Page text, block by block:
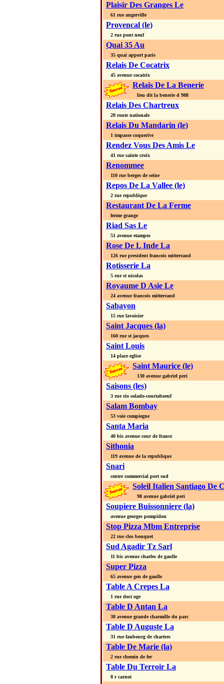
Plaisir Des Granges Le
61 rue angerville
Provencal (le)
2 rue pont neuf
Quai 35 Au
35 quai apport paris
Relais De Cocatrix
45 avenue cocatrix
Relais De La Benerie
lieu dit la benerie d 988
Relais Des Chartreux
20 route nationale
Relais Du Mandarin (le)
1 impasse coquerive
Rendez Vous Des Amis Le
41 rue sainte croix
Renommee
110 rue berges de seine
Repos De La Vallee (le)
2 rue republique
Restaurant De La Ferme
ferme grange
Riad Sas Le
51 avenue etampes
Rose De L Inde La
126 rue president francois mitterrand
Rotisserie La
5 rue st nicolas
Royaume D Asie Le
24 avenue francois mitterrand
Sabayon
15 rue lavoisier
Saint Jacques (la)
160 rue st jacques
Saint Louis
14 place eglise
Saint Maurice (le)
130 avenue gabriel peri
Saisons (les)
3 rue rio solado-courtaboeuf
Salam Bombay
53 voie compiegne
Santa Maria
40 bis avenue cour de france
Sithonia
119 avenue de la republique
Snari
centre commercial port sud
Soleil Italien Santiago De
98 avenue gabriel peri
Soupiere Buissonniere (la)
avenue georges pompidou
Stop Pizza Mbm Entreprise
22 rue clos bouquet
Sud Agadir Tz Sarl
11 bis avenue charles de gaulle
Super Pizza
65 avenue gen de gaulle
Table A Crepes La
1 rue doct oge
Table D Antan La
38 avenue grande charmille du parc
Table D Auguste La
31 rue faubourg de chartres
Table De Marie (la)
2 rue chemin de fer
Table Du Terroir La
8 r carnot